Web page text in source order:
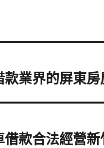
款業界的屏東
借款合法經營